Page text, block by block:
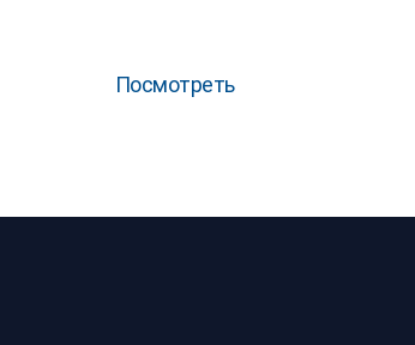
Посмотреть